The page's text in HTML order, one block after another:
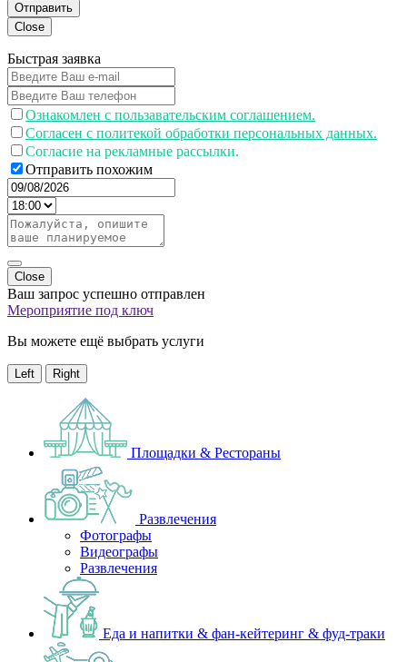
Отправить
Close
Быстрая заявка
Ознакомлен с пользавательским соглашением.
Согласен с политекой обработки персональных данных.
Согласие на рекламные рассылки.
Отправить похожим
Close
Ваш запрос успешно отправлен
Мероприятие под ключ
Вы можете ещё выбрать услуги
Left Right
Площадки & Рестораны
Развлечения
Фотографы
Видеографы
Развлечения
Еда и напитки & фан-кейтеринг & фуд-траки